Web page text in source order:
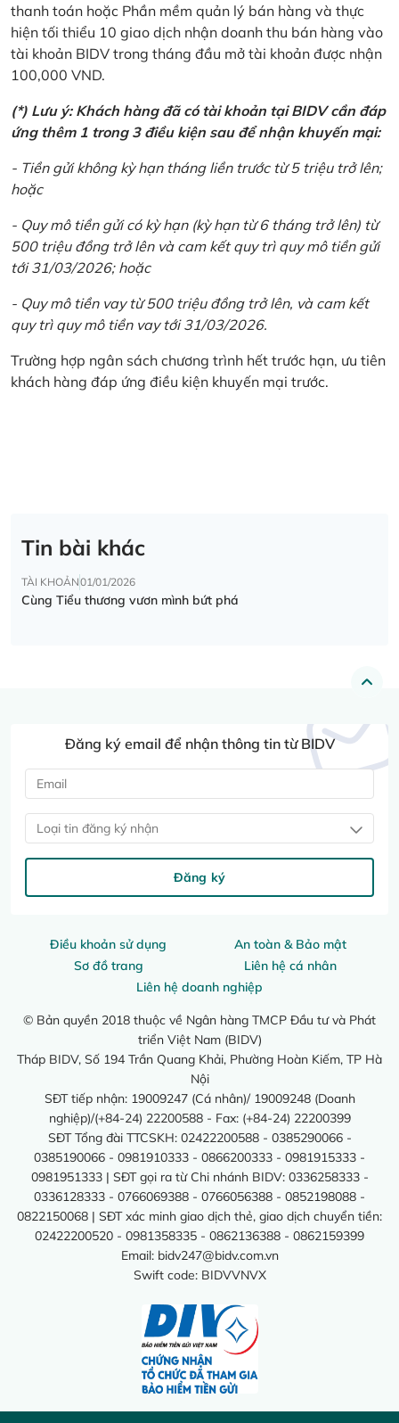
thanh toán hoặc Phần mềm quản lý bán hàng và thực
hiện tối thiểu 10 giao dịch nhận doanh thu bán hàng vào
tài khoản BIDV trong tháng đầu mở tài khoản được nhận
100,000 VND.
(*) Lưu ý: Khách hàng đã có tài khoản tại BIDV cần đáp
ứng thêm 1 trong 3 điều kiện sau để nhận khuyến mại:
- Tiền gửi không kỳ hạn tháng liền trước từ 5 triệu trở lên;
hoặc
- Quy mô tiền gửi có kỳ hạn (kỳ hạn từ 6 tháng trở lên) từ
500 triệu đồng trở lên và cam kết quy trì quy mô tiền gửi
tới 31/03/2026; hoặc
- Quy mô tiền vay từ 500 triệu đồng trở lên, và cam kết
quy trì quy mô tiền vay tới 31/03/2026.
Trường hợp ngân sách chương trình hết trước hạn, ưu tiên
khách hàng đáp ứng điều kiện khuyến mại trước.
Tin bài khác
TÀI KHOẢN01/01/2026
Cùng Tiểu thương vươn mình bứt phá
Điều khoản sử dụng
An toàn & Bảo mật
Sơ đồ trang
Liên hệ cá nhân
Liên hệ doanh nghiệp
© Bản quyền 2018 thuộc về Ngân hàng TMCP Đầu tư và Phát
triển Việt Nam (BIDV)
Tháp BIDV, Số 194 Trần Quang Khải, Phường Hoàn Kiếm, TP Hà
Nội
SĐT tiếp nhận: 19009247 (Cá nhân)/ 19009248 (Doanh
nghiệp)/(+84-24) 22200588 - Fax: (+84-24) 22200399
SĐT Tổng đài TTCSKH: 02422200588 - 0385290066 -
0385190066 - 0981910333 - 0866200333 - 0981915333 -
0981951333 | SĐT gọi ra từ Chi nhánh BIDV: 0336258333 -
0336128333 - 0766069388 - 0766056388 - 0852198088 -
0822150068 | SĐT xác minh giao dịch thẻ, giao dịch chuyển tiền:
02422200520 - 0981358335 - 0862136388 - 0862159399
Email: bidv247@bidv.com.vn
Swift code: BIDVVNVX
Đăng ký email để nhận thông tin từ BIDV
Loại tin đăng ký nhận
Đăng ký